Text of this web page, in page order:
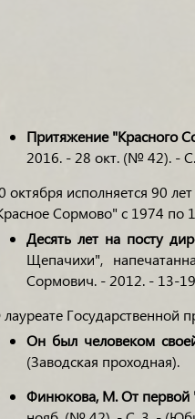
Притяжение "Красного
2016. - 28 окт. (№ 42). -
октября исполняется 90
Сормово" с 1974 по
Десять лет на посту
Щепачихи",
Сормович. - 2012. - 13-
Он был человеком
(Заводская проходная).
Финюкова, М. От первой